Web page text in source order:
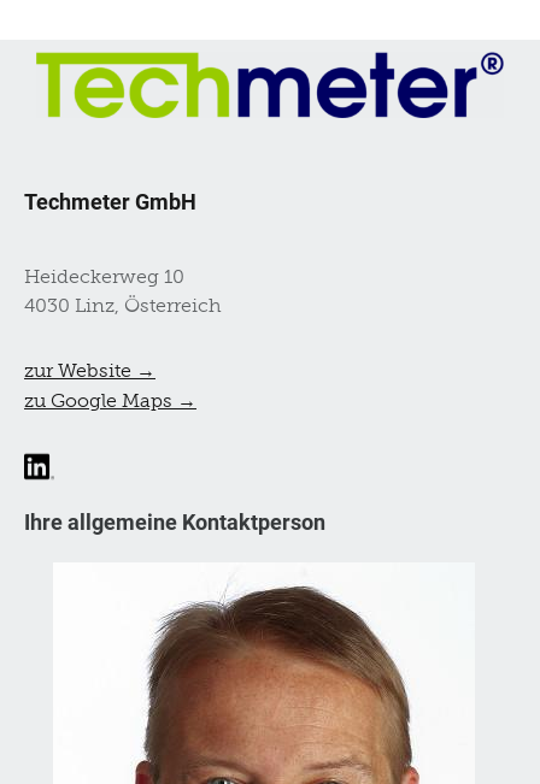
Techmeter GmbH
Heideckerweg 10
4030 Linz, Österreich
zur Website →
zu Google Maps →
Ihre allgemeine Kontaktperson